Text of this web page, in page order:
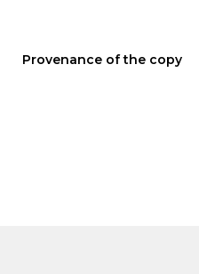
Provenance of the copy